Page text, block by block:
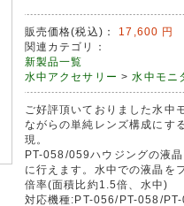
販売価格(税込)： 17,600 円
関連カテゴリ：
新製品一覧
水中アクセサリー >水中モニ
ご好評頂いておりました水
ながらの単純レンズ構成にす
現。
PT-058/059ハウジングの液
に行えます。水中での液晶を
倍率(面積比約1.5倍、水中)
対応機種:PT-056/PT-058/PT-